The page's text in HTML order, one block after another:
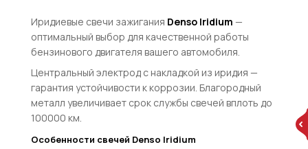
Иридиевые свечи зажигания Denso Iridium —
оптимальный выбор для качественной работы
бензинового двигателя вашего автомобиля.
Центральный электрод с накладкой из иридия —
гарантия устойчивости к коррозии. Благородный
металл увеличивает срок службы свечей вплоть до
100000 км.
Особенности свечей Denso Iridium